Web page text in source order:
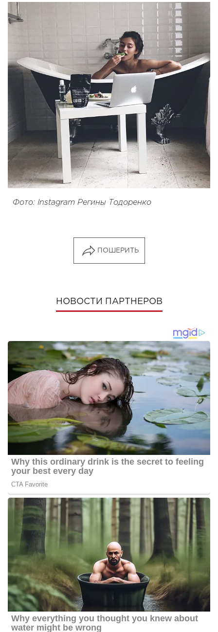
Фото: Instagram Регины Тодоренко
ПОШЕРИТЬ
НОВОСТИ ПАРТНЕРОВ